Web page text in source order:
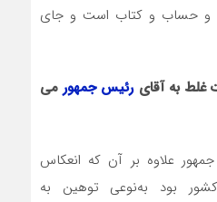
و حساب و کتاب است و جای
غلط به آقای رئیس جمهور می
علاوه بر آن که انعکاس
بود به‌نوعی توهین به